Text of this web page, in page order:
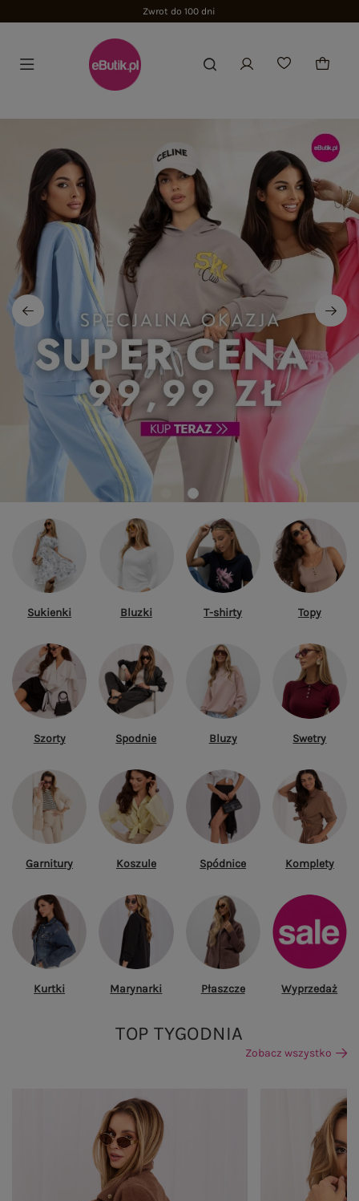
Zwrot do 100 dni
Sukienki Bluzki T-shirty Topy
Szorty Spodnie Bluzy Swetry
Garnitury Koszule Spódnice Komplety
Kurtki Marynarki Płaszcze Wyprzedaż
TOP TYGODNIA
Zobacz wszystko